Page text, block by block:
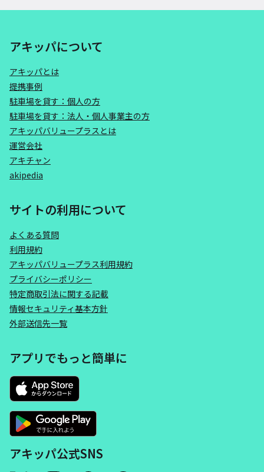
アキッパについて
アキッパとは
提携事例
駐車場を貸す：個人の方
駐車場を貸す：法人・個人事業主の方
アキッパバリュープラスとは
運営会社
アキチャン
akipedia
サイトの利用について
よくある質問
利用規約
アキッパバリュープラス利用規約
プライバシーポリシー
特定商取引法に関する記載
情報セキュリティ基本方針
外部送信先一覧
アプリでもっと簡単に
アキッパ公式SNS